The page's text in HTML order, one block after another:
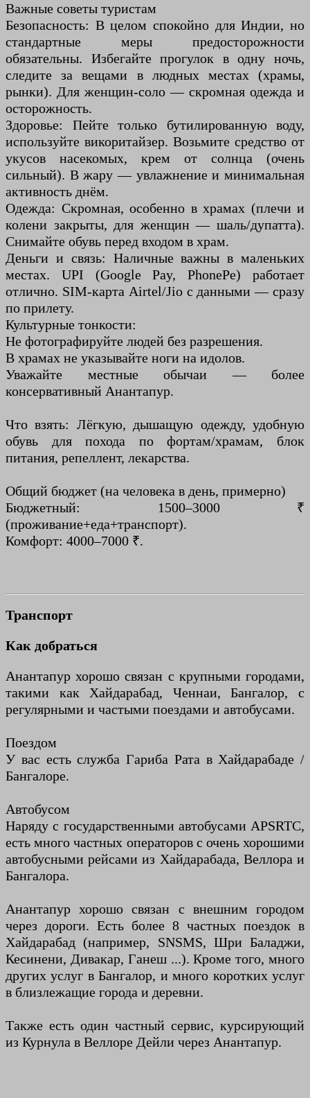
Важные советы туристам
Безопасность: В целом спокойно для Индии, но
стандартные меры предосторожности
обязательны. Избегайте прогулок в одну ночь,
следите за вещами в людных местах (храмы,
рынки). Для женщин-соло — скромная одежда и
осторожность.
Здоровье: Пейте только бутилированную воду,
используйте викоритайзер. Возьмите средство от
укусов насекомых, крем от солнца (очень
сильный). В жару — увлажнение и минимальная
активность днём.
Одежда: Скромная, особенно в храмах (плечи и
колени закрыты, для женщин — шаль/дупатта).
Снимайте обувь перед входом в храм.
Деньги и связь: Наличные важны в маленьких
местах. UPI (Google Pay, PhonePe) работает
отлично. SIM-карта Airtel/Jio с данными — сразу
по прилету.
Культурные тонкости:
Не фотографируйте людей без разрешения.
В храмах не указывайте ноги на идолов.
Уважайте местные обычаи — более
консервативный Анантапур.
Что взять: Лёгкую, дышащую одежду, удобную
обувь для похода по фортам/храмам, блок
питания, репеллент, лекарства.
Общий бюджет (на человека в день, примерно)
Бюджетный: 1500–3000 ₹
(проживание+еда+транспорт).
Комфорт: 4000–7000 ₹.
Транспорт
Как добраться
Анантапур хорошо связан с крупными городами,
такими как Хайдарабад, Ченнаи, Бангалор, с
регулярными и частыми поездами и автобусами.
Поездом
У вас есть служба Гариба Рата в Хайдарабаде /
Бангалоре.
Автобусом
Наряду с государственными автобусами APSRTC,
есть много частных операторов с очень хорошими
автобусными рейсами из Хайдарабада, Веллора и
Бангалора.
Анантапур хорошо связан с внешним городом
через дороги. Есть более 8 частных поездок в
Хайдарабад (например, SNSMS, Шри Баладжи,
Кесинени, Дивакар, Ганеш ...). Кроме того, много
других услуг в Бангалор, и много коротких услуг
в близлежащие города и деревни.
Также есть один частный сервис, курсирующий
из Курнула в Веллоре Дейли через Анантапур.